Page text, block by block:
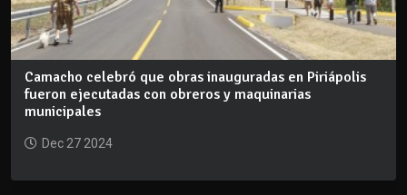
Camacho celebró que obras inauguradas en Piriápolis
fueron ejecutadas con obreros y maquinarias
municipales
Dec 27 2024